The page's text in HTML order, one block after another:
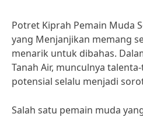
Potret Kiprah Pemain Muda
yang Menjanjikan memang
menarik untuk dibahas.
Tanah Air, munculnya
potensial selalu menjadi
Salah satu pemain muda